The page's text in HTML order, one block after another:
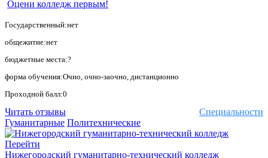
Оцени колледж первым!
Государственный:нет
общежитие:нет
бюджетные места:?
форма обучения:Очно, очно-заочно, дистанционно
Проходной балл:0
Специальности
Читать отзывы
Гуманитарные Политехнические
Перейти
Нижегородский гуманитарно-технический колледж